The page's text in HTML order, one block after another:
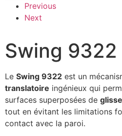
Previous
Next
Swing 9322
Le Swing 9322 est un
translatoire ingénieux qui
surfaces superposées de
tout en évitant les limitations
contact avec la paroi.